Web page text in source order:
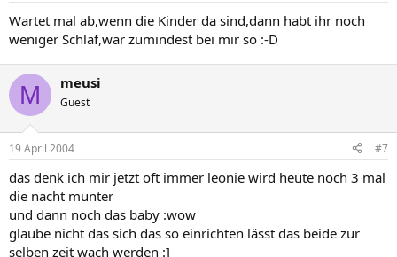
Wartet mal ab,wenn die Kinder da sind,dann habt ihr noch
weniger Schlaf,war zumindest bei mir so :-D
M meusi
Guest
19 April 2004 #7
das denk ich mir jetzt oft immer leonie wird heute noch 3 mal
die nacht munter
und dann noch das baby :wow
glaube nicht das sich das so einrichten lässt das beide zur
selben zeit wach werden :]